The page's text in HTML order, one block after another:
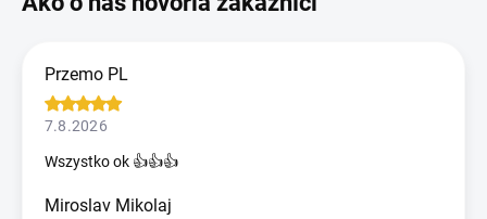
Przemo PL
7.8.2026
Wszystko ok 👍👍👍
Miroslav Mikolaj